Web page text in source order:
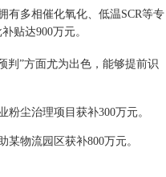
有多相催化氧化、低温SCR等专
贴达900万元。
判”方面尤为出色，能够提前识
尘治理项目获补300万元。
物流园区获补800万元。